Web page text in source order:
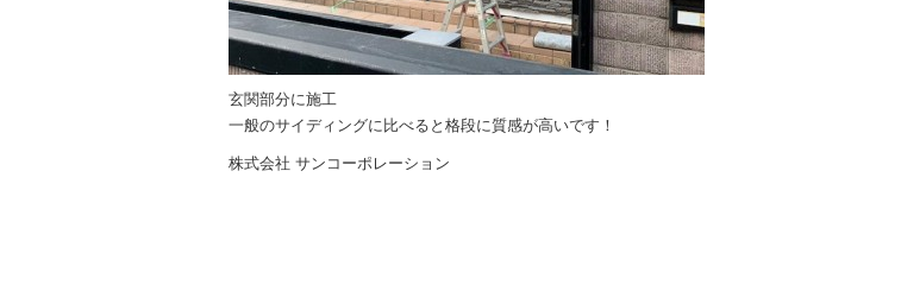
玄関部分に施工
一般のサイディングに比べると格段に質感が高いです！
株式会社 サンコーポレーション